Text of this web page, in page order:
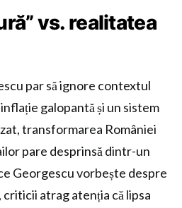
vs. realitatea
par să ignore contextul
galopantă și un sistem
transformarea României
pare desprinsă dintr-un
Georgescu vorbește despre
criticii atrag atenția că lipsa